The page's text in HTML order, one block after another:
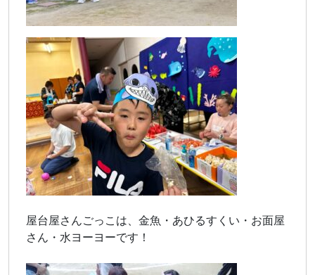
屋台屋さんごっこは、金魚・あひるすくい・お面屋
さん・水ヨーヨーです！